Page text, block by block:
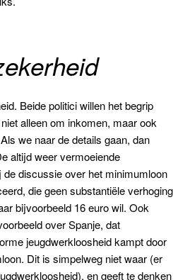
Beide politici willen het begrip
alleen om inkomen, maar ook
we naar de details gaan, dan
altijd weer vermoeiende
discussie over het minimumloon
die geen substantiële verhoging
bijvoorbeeld 16 euro wil. Ook
over Spanje, dat
jeugdwerkloosheid kampt door
Dit is simpelweg niet waar (er
en geeft te denken